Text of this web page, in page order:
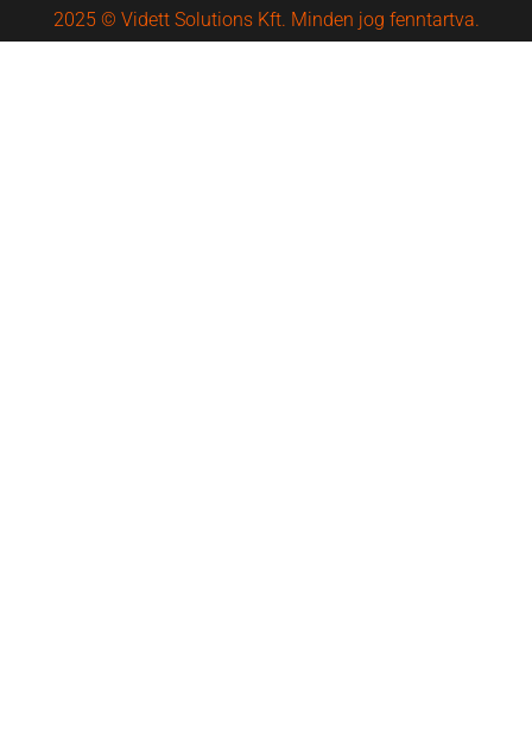
2025 © Vidett Solutions Kft. Minden jog fenntartva.